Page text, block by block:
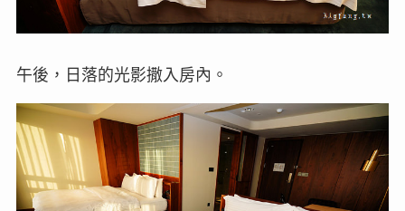
午後，日落的光影撒入房內。